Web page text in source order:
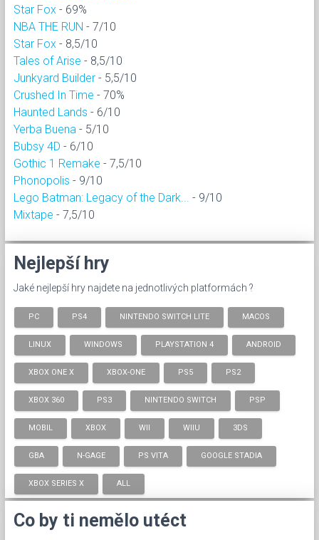
Star Fox - 69%
NBA THE RUN - 7/10
Star Fox - 8,5/10
Tales of Arise - 8,5/10
Junkyard Builder - 5,5/10
Crushed In Time - 70%
Haunted Lands - 6/10
Yerba Buena - 5/10
Bubsy 4D - 6/10
Gothic 1 Remake - 7,5/10
Phonopolis - 9/10
Lego Batman: Legacy of the Dark...
- 9/10
Mixtape - 7,5/10
Nejlepší hry
Jaké nejlepší hry najdete na jednotlivých platformách ?
PC PS4 NINTENDO SWITCH LITE MACOS
LINUX WINDOWS PLAYSTATION 4 ANDROID
XBOX ONE X XBOX-ONE PS5 PS2
XBOX 360 PS3 NINTENDO SWITCH PSP
MOBIL XBOX WII WIIU 3DS
GBA N-GAGE PS VITA GOOGLE STADIA
XBOX SERIES X ALL
Co by ti nemělo utéct